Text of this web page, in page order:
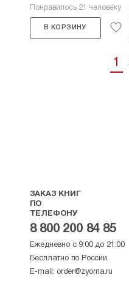
Понравилось 21 человеку
В КОРЗИНУ
1
ЗАКАЗ КНИГ
ПО
ТЕЛЕФОНУ
8 800 200 84 85
Ежедневно с 9:00 до 21:00
Бесплатно по России.
E-mail: order@zyorna.ru